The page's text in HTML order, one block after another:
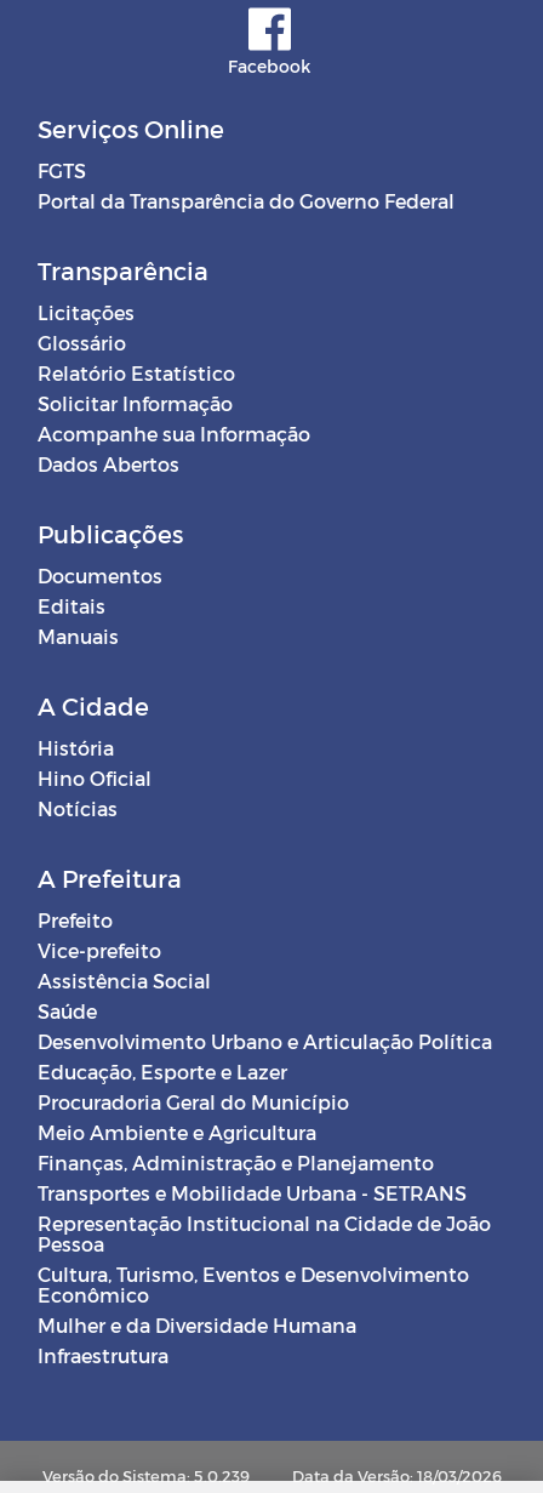
Facebook
Serviços Online
FGTS
Portal da Transparência do Governo Federal
Transparência
Licitações
Glossário
Relatório Estatístico
Solicitar Informação
Acompanhe sua Informação
Dados Abertos
Publicações
Documentos
Editais
Manuais
A Cidade
História
Hino Oficial
Notícias
A Prefeitura
Prefeito
Vice-prefeito
Assistência Social
Saúde
Desenvolvimento Urbano e Articulação Política
Educação, Esporte e Lazer
Procuradoria Geral do Município
Meio Ambiente e Agricultura
Finanças, Administração e Planejamento
Transportes e Mobilidade Urbana - SETRANS
Representação Institucional na Cidade de João
Pessoa
Cultura, Turismo, Eventos e Desenvolvimento
Econômico
Mulher e da Diversidade Humana
Infraestrutura
Versão do Sistema: 5.0.239 Data da Versão: 18/03/2026